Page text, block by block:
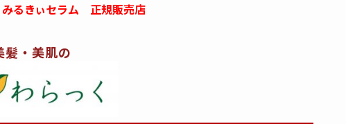
みるきぃセラム 正規販売店
髪・美肌の